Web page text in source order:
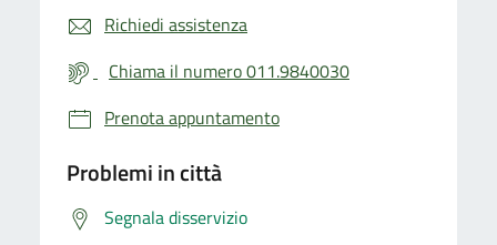
Richiedi assistenza
Chiama il numero 011.9840030
Prenota appuntamento
Problemi in città
Segnala disservizio